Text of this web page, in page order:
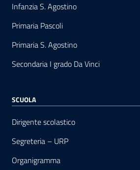
Infanzia S. Agostino
Primaria Pascoli
Primaria S. Agostino
Secondaria I grado Da Vinci
SCUOLA
Dirigente scolastico
Segreteria – URP
Organigramma